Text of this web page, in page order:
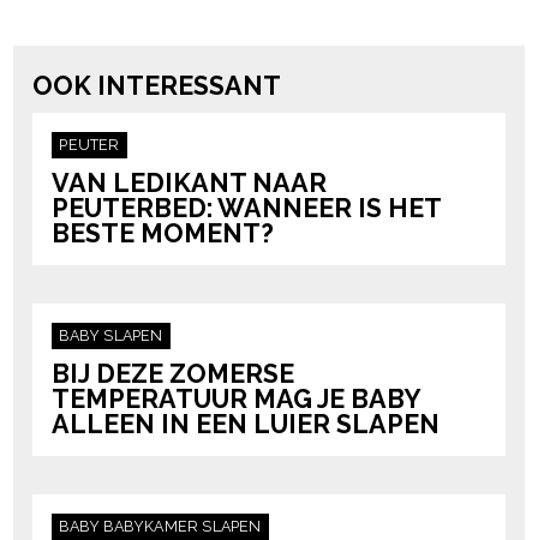
OOK INTERESSANT
PEUTER
VAN LEDIKANT NAAR
PEUTERBED: WANNEER IS HET
BESTE MOMENT?
BABY SLAPEN
BIJ DEZE ZOMERSE
TEMPERATUUR MAG JE BABY
ALLEEN IN EEN LUIER SLAPEN
BABY BABYKAMER SLAPEN